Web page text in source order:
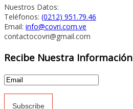
Nuestros Datos:
Teléfonos: (0212) 951.79.46
Email: info@covri.com.ve
contactocovri@gmail.com
Recibe Nuestra Información